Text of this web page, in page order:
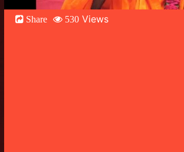
Share 530 Views